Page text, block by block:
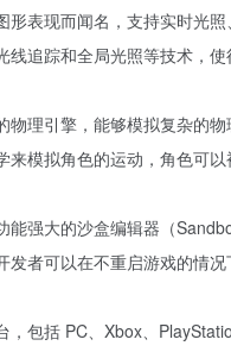
形表现而闻名，支持实时光
线追踪和全局光照等技术，
理引擎，能够模拟复杂的
来模拟角色的运动，角色可
强大的沙盒编辑器（
发者可以在不重启游戏的情
包括 PC、Xbox、